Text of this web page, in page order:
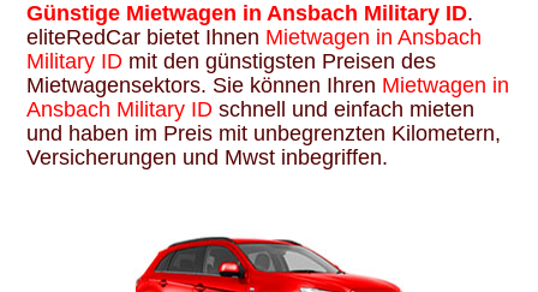
Günstige Mietwagen in Ansbach Military ID.
eliteRedCar bietet Ihnen Mietwagen in Ansbach
Military ID mit den günstigsten Preisen des
Mietwagensektors. Sie können Ihren Mietwagen in
Ansbach Military ID schnell und einfach mieten
und haben im Preis mit unbegrenzten Kilometern,
Versicherungen und Mwst inbegriffen.